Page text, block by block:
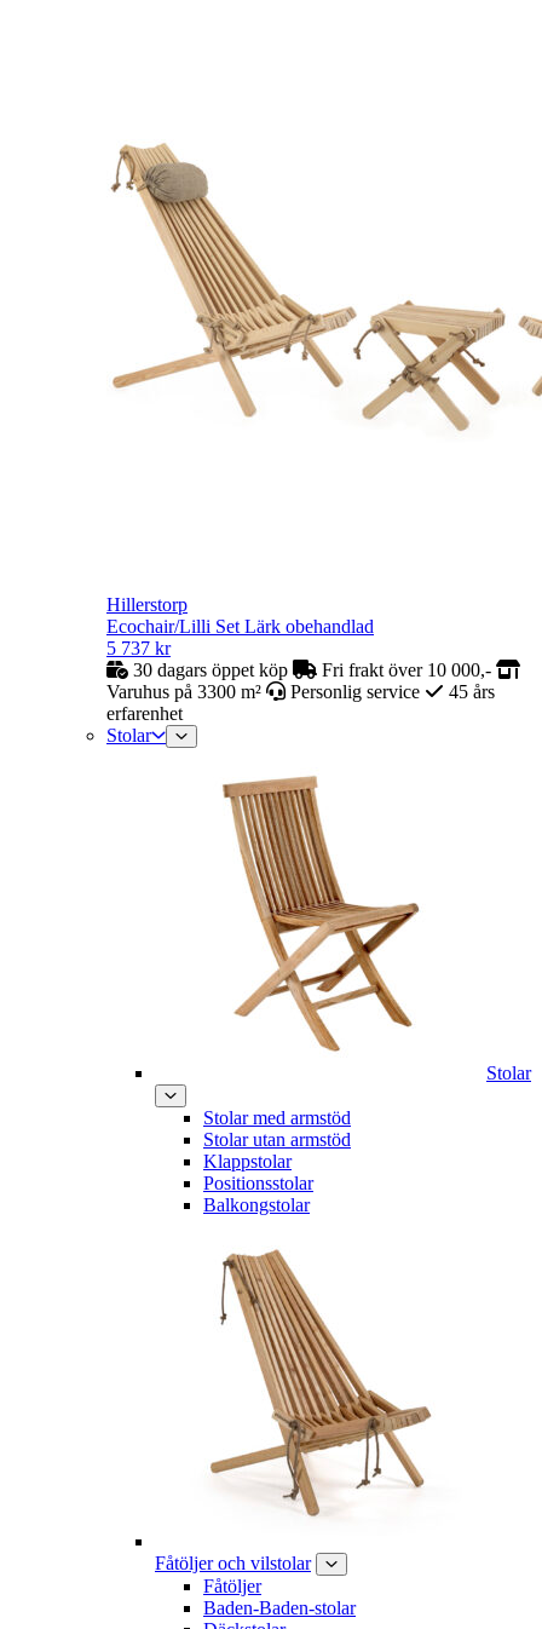
Hillerstorp
Ecochair/Lilli Set Lärk obehandlad
5 737 kr
30 dagars öppet köp
Fri frakt över 10 000,-
Varuhus på 3300 m²
Personlig service
45 års
erfarenhet
Stolar
Stolar
Stolar med armstöd
Stolar utan armstöd
Klappstolar
Positionsstolar
Balkongstolar
Fåtöljer och vilstolar
Fåtöljer
Baden-Baden-stolar